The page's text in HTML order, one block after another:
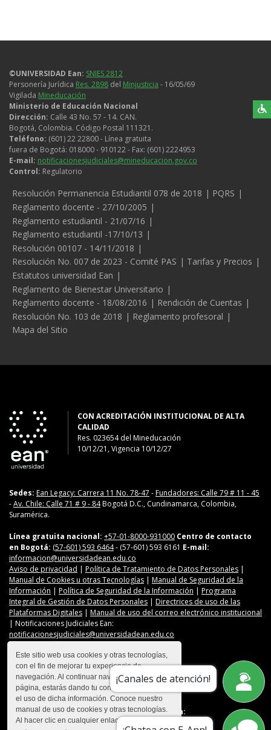
Este sitio web usa cookies y otras tecnologías,
con el fin de mejorar tu experiencia de
navegación. Al continuar navegando en esta
página, estarás dando tu consentimiento para
el uso de dicha información. Conoce nuestro
manual de uso de cookies y otras tecnologías.
Al hacer clic en cualquier enlace
¡Canales de atención!
©UNIVERSIDAD Ean: SNIES 2812
Personería Jurídica Res. 2898 del Minjusticia - 16/05/69
Vigilada Mineducación
Ministerio de Educación Nacional
Dirección: Calle 43 No. 57 - 14. CAN.
Bogotá, Colombia. Código Postal 111321.
Teléfono: (601) 22 22800 - Línea gratuita
fuera de Bogotá: 018000 - 910122 - Fax: (601) 2224953
E-mail: notificacionesjudiciales@mineducacion.gov.co
Control: Regulatorio
Legales
Resolución Permanencia Estudiantil 078 de 2018
PQRS
Reglamento docente - 27/10/2005
Reglamento estudiantil - 21/07/16
Reglamento estudiantil -17/10/13
Resolución 00107 - 14/11/2018
Resolución No. 007 de 2023 - Comité PAS
Tarifas y Precios
Estatutos universidad Ean
Reglamento de Bienestar Universitario
Reglamento docente - 18/08/2016
Rendición de Cuentas
Resolución No. 103 de 2018
Reglamento profesoral
Mapa del Sitio
CON ACREDITACIÓN INSTITUCIONAL DE ALTA
CALIDAD
Res. 023654del Mineducación
10/12/21, Vigencia 10/12/27
Sedes: Ean Legacy: Carrera 11 No. 78-47 -Fundadores: Calle 79 # 11 - 45
-Av. Chile: Calle 71 # 9 - 84Bogotá D.C., Cundinamarca, Colombia,
Suramérica.
Línea gratuita nacional: +57-01-8000-931000 Centro de contacto
en Bogotá: (57-601) 593 6464- (57-601) 593 6161 E-mail:
informacion@universidadean.edu.co
Aviso de privacidad | Política de Tratamiento de Datos Personales |
Manual de Cookies u otras Tecnologías | Manual de Seguridad de la
Información | Política de Seguridad de la Información | Programa
Integral de Gestión de Datos Personales | Directrices de uso de las
Plataformas Digitales | Manual de uso del correo electrónico institucional
| Notificaciones Judiciales Ean:
notificacionesjudiciales@universidadean.edu.co
Contáctanos
Menú Redes Sociales
Descarga nuestra app en: